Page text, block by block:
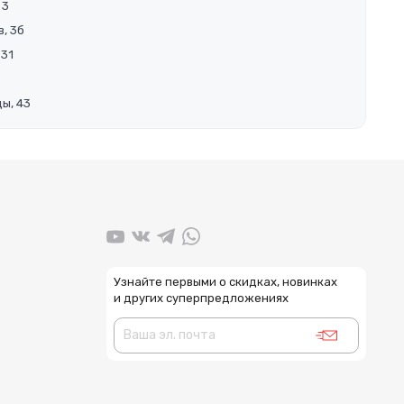
3б
43
Узнайте первыми о скидках, новинках
и других суперпредложениях